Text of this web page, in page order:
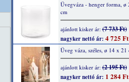
Üvegváza - henger forma, ø
cm
ajánlott kisker ár:(7 733 Ft)
nagyker nettó ár: 4 725 Ft
Üveg váza, széles, ø 14 x 21
ajánlott kisker ár:(2 195 Ft)
nagyker nettó ár: 1 284 Ft